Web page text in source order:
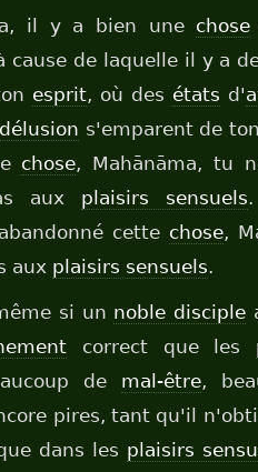
il y a bien une chose
cause de laquelle il y a
esprit, où des états d'
délusion s'emparent de ton
chose, Mahānāma, tu
aux plaisirs sensuels
cette chose,
aux plaisirs sensuels.
si un noble disciple
correct que les
de mal-être,
pires, tant qu'il
dans les plaisirs